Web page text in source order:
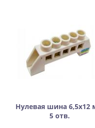
Нулевая шина 6,5х12
5 отв.